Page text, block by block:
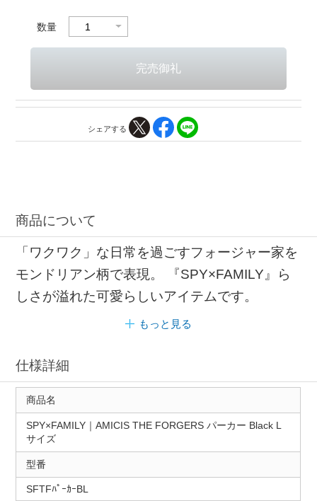
数量
シェアする
商品について
「ワクワク」な日常を過ごすフォージャー家を
モンドリアン柄で表現。 『SPY×FAMILY』ら
しさが溢れた可愛らしいアイテムです。
もっと見る
仕様詳細
商品名
SPY×FAMILY｜AMICIS THE FORGERS パーカー Black L
サイズ
型番
SFTFﾊﾟｰｶｰBL